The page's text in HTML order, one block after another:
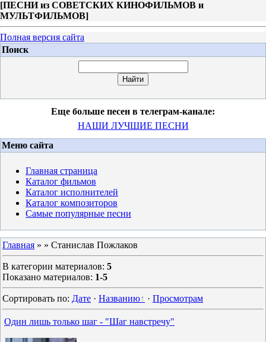
[ПЕСНИ из СОВЕТСКИХ КИНОФИЛЬМОВ и
МУЛЬТФИЛЬМОВ]
Полная версия сайта
Поиск
Еще больше песен в телеграм-канале:
НАШИ ЛУЧШИЕ ПЕСНИ
Меню сайта
Главная страница
Каталог фильмов
Каталог исполнителей
Каталог композиторов
Самые популярные песни
Главная » » Станислав Пожлаков
В категории материалов: 5
Показано материалов: 1-5
Сортировать по: Дате · Названию · Просмотрам
Один лишь только шаг - "Шаг навстречу"